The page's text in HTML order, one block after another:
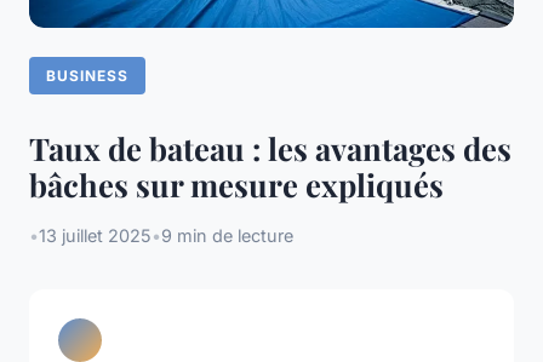
BUSINESS
Taux de bateau : les avantages des
bâches sur mesure expliqués
•13 juillet 2025•9 min de lecture